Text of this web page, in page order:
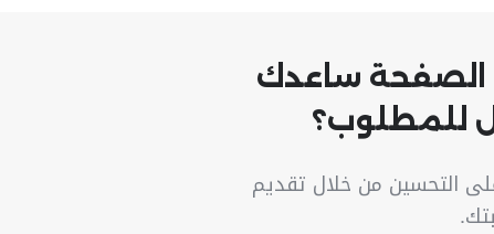
ساعدك
للمطلوب؟
التحسين من خلال تقديم